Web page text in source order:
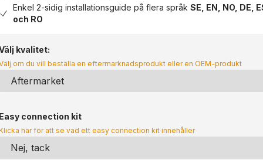
Enkel 2-sidig installationsguide på flera språk SE, EN, NO, DE,
och RO
kvalitet:
om du vill beställa en eftermarknadsprodukt eller en OEM-produkt
Easy connection kit
här för att se vad ett easy connection kit innehåller